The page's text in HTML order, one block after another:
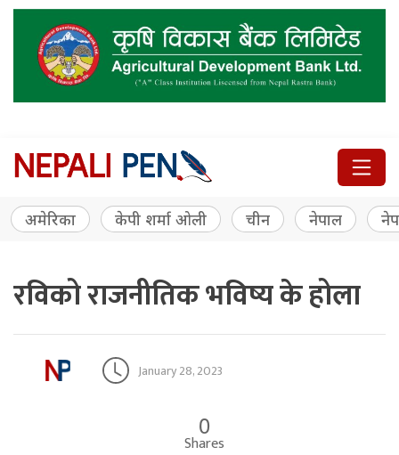
अमेरिका केपी शर्मा ओली चीन नेपाल
रविको राजनीतिक भविष्य के होला
January 28, 2023
0
Shares